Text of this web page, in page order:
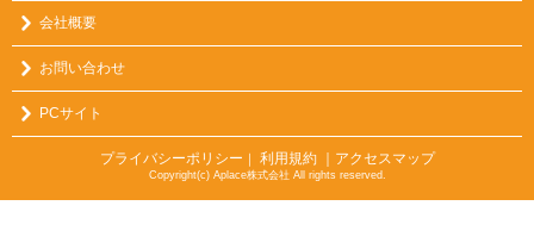
会社概要
お問い合わせ
PCサイト
プライバシーポリシー ｜ 利用規約 ｜アクセスマップ
Copyright(c) Aplace株式会社 All rights reserved.